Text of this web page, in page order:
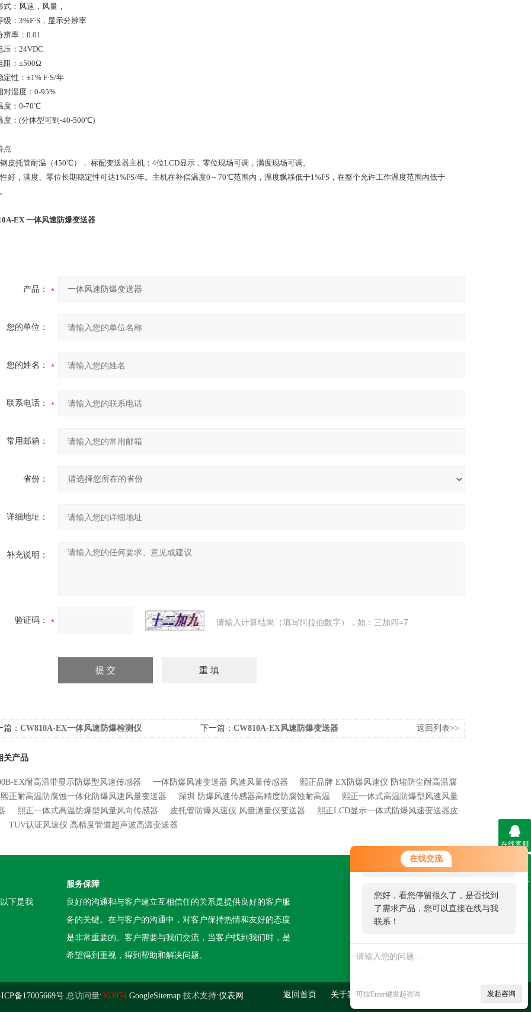
在线交流
您好！欢迎前来咨询，很高兴为您
服务，请问您要咨询什么问题呢？
您好，看您停留很久了，是否找到
了需求产品，您可以直接在线与我
联系！
可按Enter键发起咨询 发起咨询
式：风速，风量，
级：3%F·S，显示分辨率
辨率：0.01
压：24VDC
阻：≤500Ω
定性：±1% F·S/年
对湿度：0-95%
度：0-70℃
度：(分体型可到-40-500℃)
点
皮托管耐温（450℃）， 标配变送器主机：4位LCD显示，零位现场可调，满度现场可调。
好，满度、零位长期稳定性可达1%FS/年。主机在补偿温度0～70℃范围内，温度飘移低于1%FS，在整个允许工作温度范围内低于
EX一体风速防爆变送器
产品：
您的单位：
您的姓名：
联系电话：
常用邮箱：
省份：
详细地址：
补充说明：
验证码： 请输入计算结果（填写阿拉伯数字），如：三加四=7
篇： CW810A-EX一体风速防爆检测仪 下一篇： CW810A-EX风速防爆变送器 返回列表>>
关产品
EX耐高温带显示防爆型风速传感器 一体防爆风速变送器 风速风量传感器
熙正品牌 EX防爆风速仪 防堵防尘耐高温腐
熙正耐高温防腐蚀一体化防爆风速风量变送器
深圳 防爆风速传感器高精度防腐蚀耐高温
熙正一体式高温防爆型风速风量
熙正一体式高温防爆型风量风向传感器 皮托管防爆风速仪 风量测量仪变送器
熙正LCD显示一体式防爆风速变送器皮
TUV认证风速仪 高精度管道超声波高温变送器
下是我
服务保障
良好的沟通和与客户建立互相信任的关系是提供良好的客户服
务的关键。在与客户的沟通中，对客户保持热情和友好的态度
是非常重要的。客户需要与我们交流，当客户找到我们时，是
希望得到重视，得到帮助和解决问题。
备17005669号 总访问量:363974 GoogleSitemap 技术支持:仪表网 返回首页 关于我们 联系我们
在线客服
联系方式